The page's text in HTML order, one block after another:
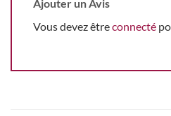
Ajouter un Avis
Vous devez êtreconnecté